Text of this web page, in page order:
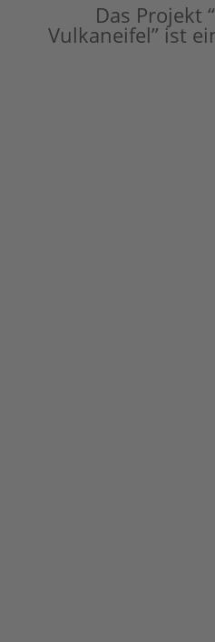
Das Projekt
Vulkaneifel” ist